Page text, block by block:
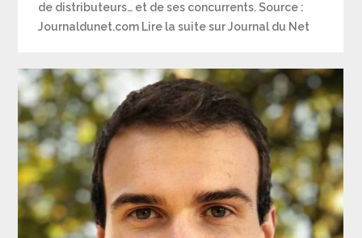
de distributeurs… et de ses concurrents. Source :
Journaldunet.com Lire la suite sur Journal du Net